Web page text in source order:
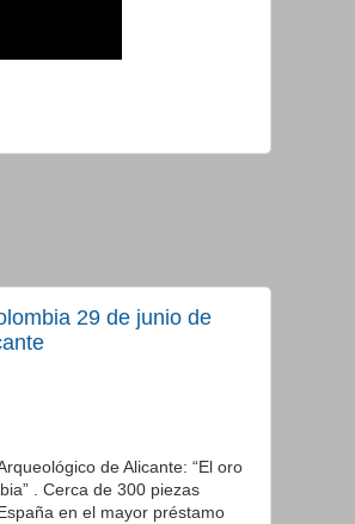
29 de junio de
de Alicante: “El oro
. Cerca de 300 piezas
en el mayor préstamo